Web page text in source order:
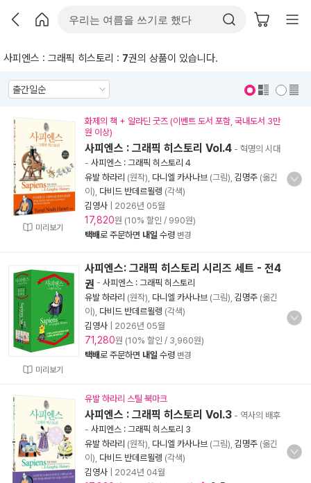
사피엔스 : 그래픽 히스토리 : 7권의 상품이 있습니다.
미리보기
화제의 책 + 알라딘 굿즈 (이벤트 도서 포함, 국내도서 3만
원 이상)
사피엔스 : 그래픽 히스토리 Vol.4 - 혁명의 시대
- 사피엔스 : 그래픽 히스토리 4
유발 하라리 (원작), 다니엘 카사나브 (그림), 김명주 (옮긴
이), 다비드 반데르묄렝 (각색)
김영사
2026년 05월
17,820원 (10% 할인 / 990원)
택배로 주문하면 내일 수령 변경
미리보기
사피엔스: 그래픽 히스토리 시리즈 세트 - 전4
권 - 사피엔스 : 그래픽 히스토리
유발 하라리 (원작), 다니엘 카사나브 (그림), 김명주 (옮긴
이), 다비드 반데르묄렝 (각색)
김영사
2026년 05월
71,280원 (10% 할인 / 3,960원)
택배로 주문하면 내일 수령 변경
유발 하라리 스틸 북마크
사피엔스 : 그래픽 히스토리 Vol.3 - 역사의 배후
- 사피엔스 : 그래픽 히스토리 3
유발 하라리 (원작), 다니엘 카사나브 (그림), 김명주 (옮긴
이), 다비드 반데르묄렝 (각색)
김영사
2024년 04월